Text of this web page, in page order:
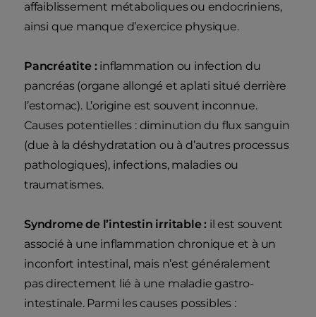
affaiblissement métaboliques ou endocriniens,
ainsi que manque d’exercice physique.
Pancréatite :inflammation ou infection du
pancréas (organe allongé et aplati situé derrière
l’estomac). L’origine est souvent inconnue.
Causes potentielles : diminution du flux sanguin
(due à la déshydratation ou à d’autres processus
pathologiques), infections, maladies ou
traumatismes.
Syndrome de l’intestin irritable : il est souvent
associé à une inflammation chronique et à un
inconfort intestinal, mais n’est généralement
pas directement lié à une maladie gastro-
intestinale. Parmi les causes possibles :